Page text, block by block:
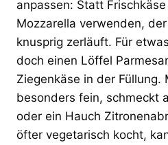
anpassen: Statt
Mozzarella verwenden,
knusprig zerläuft. Für
doch einen Löffel
Ziegenkäse in der Füllung.
besonders fein, schmeckt
oder ein Hauch
öfter vegetarisch kocht,